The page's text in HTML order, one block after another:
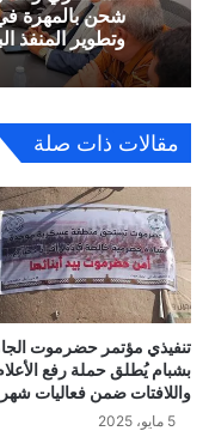
شحن بالمهرة
وتطوير المنفذ
مقالات ذات صلة
تنفيذي مؤتمر حضرموت
بشبام يُطلق حملة رفع
واللافتات ضمن فعاليات شهر
5 مايو، 2025